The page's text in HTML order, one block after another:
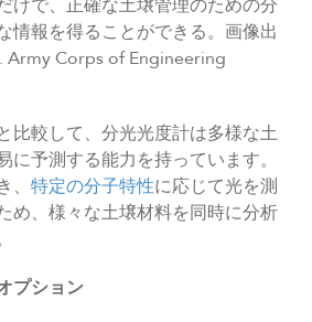
けで、正確な土壌管理のための分
情報を得ることができる。画像出
Army Corps of Engineering
比較して、分光光度計は多様な土
に予測する能力を持っています。
特定の分子特性に応じて光を測
め、様々な土壌材料を同時に分析
プション